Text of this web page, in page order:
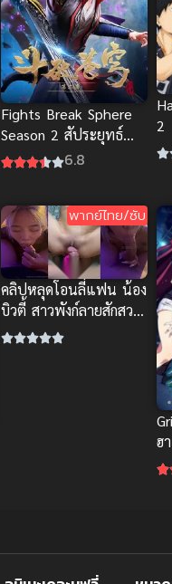
Fights Break Sphere
Season 2 สัประยุทธ์
ทะลุฟ้า ภาค 2
6.8
2
พากย์ไทย/ซับ
คลิปหลุดโอนลี่แฟน น้อง
บิวตี้ สาวพังก์ลายสักสวย
บริการปากจัดหนัก
ฮ
ภ